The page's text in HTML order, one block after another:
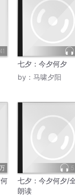
七夕：今夕何夕
by： 马啸夕阳
七夕：今夕何夕/
朗读